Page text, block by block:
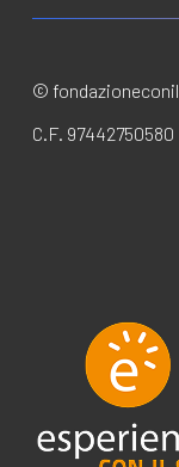
©
C.F. 97442750580